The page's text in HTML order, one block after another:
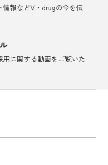
情報などV・drugの今を伝
に関する動画をご覧いた